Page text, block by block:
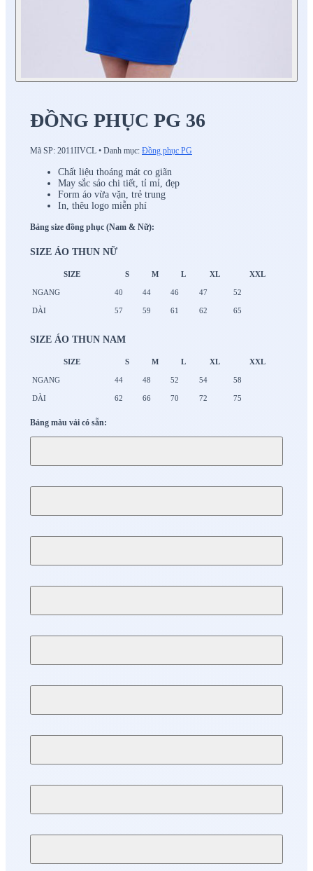
ĐỒNG PHỤC PG 36
Mã SP: 2011IIVCL • Danh mục: Đồng phục PG
Chất liệu thoáng mát co giãn
May sắc sảo chi tiết, tỉ mỉ, đẹp
Form áo vừa vặn, trẻ trung
In, thêu logo miễn phí
Bảng size đồng phục (Nam & Nữ):
SIZE ÁO THUN NỮ
SIZE S M L XL XXL
NGANG 40 44 46 47 52
DÀI 57 59 61 62 65
SIZE ÁO THUN NAM
SIZE S M L XL XXL
NGANG 44 48 52 54 58
DÀI 62 66 70 72 75
Bảng màu vải có sẵn: